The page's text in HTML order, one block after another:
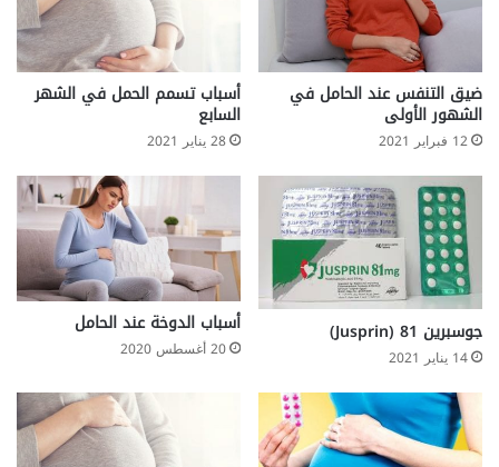
ضيق التنفس عند الحامل في
الشهور الأولى
12 فبراير 2021
أسباب تسمم الحمل في الشهر
السابع
28 يناير 2021
جوسبرين 81 (Jusprin)
14 يناير 2021
أسباب الدوخة عند الحامل
20 أغسطس 2020